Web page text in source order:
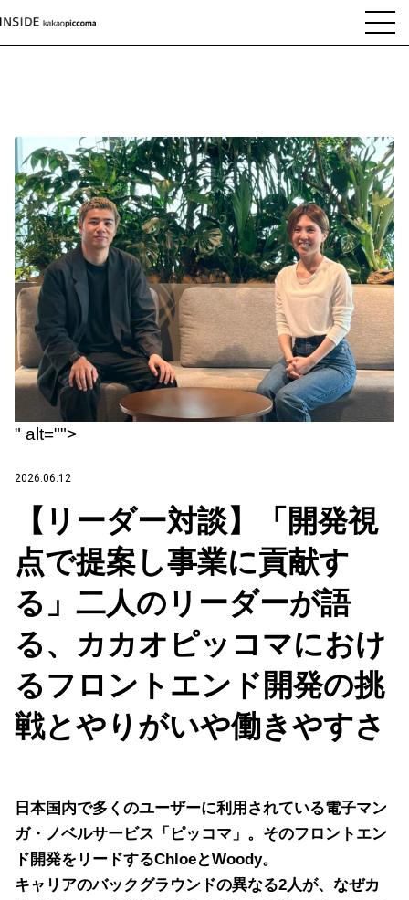
" alt="">
2026.06.12
【リーダー対談】「開発視
点で提案し事業に貢献す
る」二人のリーダーが語
る、カカオピッコマにおけ
るフロントエンド開発の挑
戦とやりがいや働きやすさ
日本国内で多くのユーザーに利用されている電子マン
ガ・ノベルサービス「ピッコマ」。そのフロントエン
ド開発をリードするChloeとWoody。
キャリアのバックグラウンドの異なる2人が、なぜカ